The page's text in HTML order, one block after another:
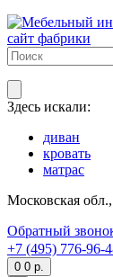
сайт фабрики
Здесь искали:
диван
кровать
матрас
Московская
Обратный
+7 (495) 776-96-
0 0 р.